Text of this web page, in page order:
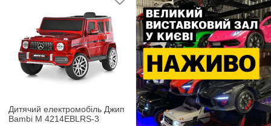
Дитячий електромобіль Джип
Bambi M 4214EBLRS-3